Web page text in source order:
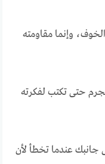
وإنما مقاومته
حتى تكتب لفكرته
جانبك عندما تخطأ لأن